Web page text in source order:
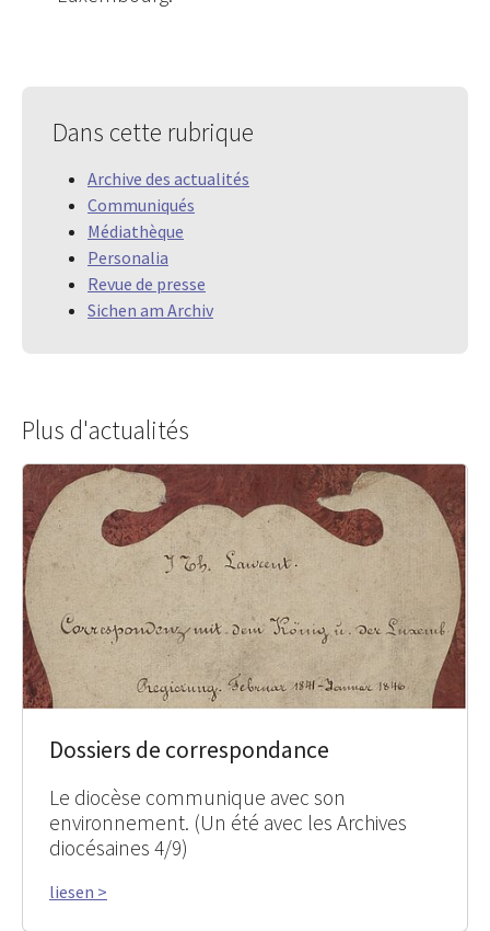
Dans cette rubrique
Archive des actualités
Communiqués
Médiathèque
Personalia
Revue de presse
Sichen am Archiv
Plus d'actualités
Dossiers de correspondance
Le diocèse communique avec son
environnement. (Un été avec les Archives
diocésaines 4/9)
liesen >